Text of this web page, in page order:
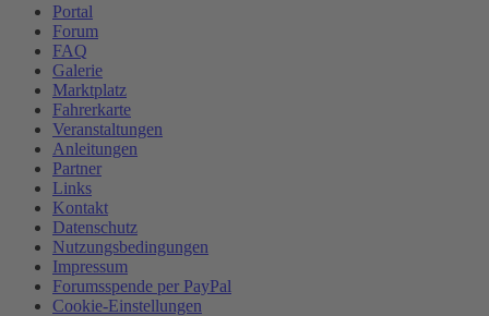
Portal
Forum
FAQ
Galerie
Marktplatz
Fahrerkarte
Veranstaltungen
Anleitungen
Partner
Links
Kontakt
Datenschutz
Nutzungsbedingungen
Impressum
Forumsspende per PayPal
Cookie-Einstellungen